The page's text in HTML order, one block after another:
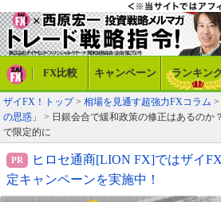
FX比較 キャンペーン ランキン
ザイFX！トップ> 相場を見通す超強力FXコラム >
の思惑」
> 日銀会合で緩和政策の修正はあるのか
で限定的に
ヒロセ通商[LION FX]ではザイ
定キャンペーンを実施中！